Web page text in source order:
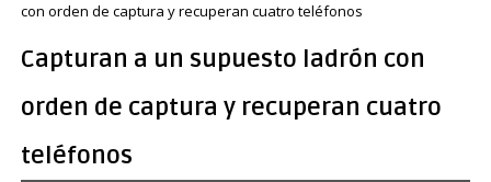
con orden de captura y recuperan cuatro teléfonos
Capturan a un supuesto ladrón con
orden de captura y recuperan cuatro
teléfonos